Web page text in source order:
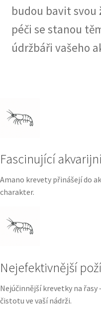
budou bavit svou
péči se stanou
údržbáři vašeho
Fascinující
Amano krevety přinášejí do
charakter.
Nejefektivnější
Nejúčinnější krevetky na
čistotu ve vaší nádrži.